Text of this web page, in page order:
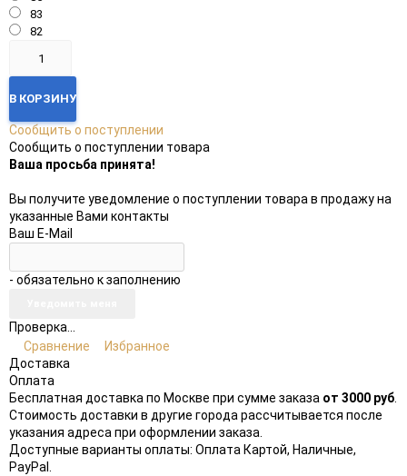
83
82
В КОРЗИНУ
Сообщить о поступлении
Сообщить о поступлении товара
Ваша просьба принята!
Вы получите уведомление о поступлении товара в продажу на
указанные Вами контакты
Ваш E-Mail
- обязательно к заполнению
Проверка...
Сравнение
Избранное
Доставка
Оплата
Бесплатная доставка по Москве при сумме заказа от 3000 руб.
Стоимость доставки в другие города рассчитывается после
указания адреса при оформлении заказа.
Доступные варианты оплаты: Оплата Картой, Наличные,
PayPal.